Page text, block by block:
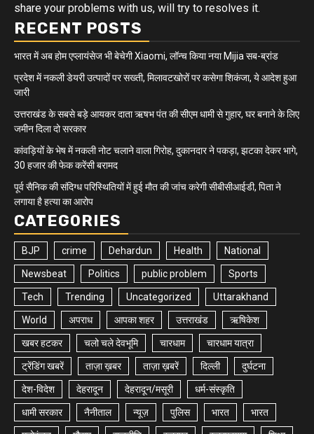
share your problems with us, will try to resolves it.
RECENT POSTS
भारत में अब होम एप्लायंसेज भी बेचेगी Xiaomi, लॉन्च किया नया Mijia सब-ब्रांड
प्रदेश में नकली डेयरी उत्पादों पर सख्ती, मिलावटखोरों पर कसेगा शिकंजा, ये आदेश हुआ
जारी
उत्तराखंड के सबसे बड़े आयकर दाता ऋषभ पंत की सीएम धामी से गुहार, घर बनाने के लिए
जमीन दिला दो सरकार
कांवड़ियों के भेष में नकली नोट चलाने वाला गिरोह, दुकानदार ने पकड़ा, झटका देकर भागे,
30 हजार की फेक करेंसी बरामद
पूर्व सैनिक की संदिग्ध परिस्थितियों में हुई मौत की जांच करेगी सीबीसीआईडी, पिता ने
लगाया है हत्या का आरोप
CATEGORIES
BJP crime Dehardun Health National
Newsbeat Politics public problem Sports
Tech Trending Uncategorized Uttarakhand
World अपराध आपका शहर उत्तराखंड ऋषिकेश
खबर हटकर चलो चले देवभूमि चारधाम चारधाम यात्रा
ट्रेंडिंग खबरें ताज़ा ख़बर ताज़ा ख़बरें दिल्ली दुर्घटना
देश-विदेश देहरादून देहरादून/मसूरी धर्म-संस्कृति
धामी सरकार नैनीताल न्यूज़ पुलिस भारत भारत